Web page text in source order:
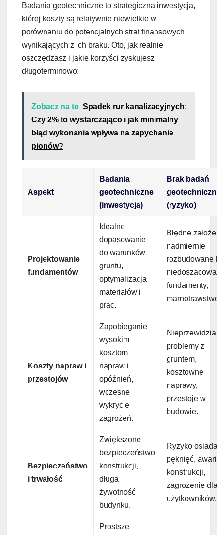
Badania geotechniczne to strategiczna inwestycja,
której koszty są relatywnie niewielkie w
porównaniu do potencjalnych strat finansowych
wynikających z ich braku. Oto, jak realnie
oszczędzasz i jakie korzyści zyskujesz
długoterminowo:
Zobacz na to Spadek rur kanalizacyjnych:
Czy 2% to wystarczająco i jak minimalny
błąd wykonania wpływa na zapychanie
pionów?
Aspekt
Badania
geotechniczne
(inwestycja)
Brak badań
(ryzyko)
Projektowanie
fundamentów
Idealne
dopasowanie
do warunków
gruntu,
optymalizacja
materiałów i
prac.
Błędne
nadmiernie
rozbudowane
fundamenty,
Koszty napraw i
przestojów
Zapobieganie
wysokim
kosztom
napraw i
opóźnień,
wczesne
wykrycie
zagrożeń.
problemy z
gruntem,
kosztowne
naprawy,
przestoje w
budowie.
Bezpieczeństwo
i trwałość
Zwiększone
bezpieczeństwo
konstrukcji,
długa
żywotność
budynku.
Ryzyko
pęknięć,
konstrukcji,
zagrożenie
użytkowników.
Prostsze